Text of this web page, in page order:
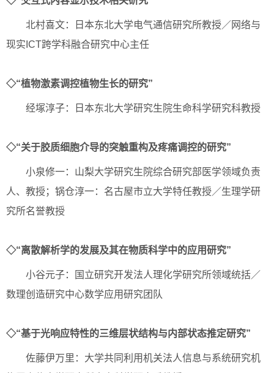
北村喜文：日本东北大学电气通信研究所教授／网络与
现实ICT跨学科融合研究中心主任
◇“植物激素调控植物生长的研究”
经塚淳子：日本东北大学研究生院生命科学研究科教授
◇“关于胶质细胞介导的突触重构及疼痛调控的研究”
小泉修一：山梨大学研究生院综合研究部医学领域负责
人、教授；锅仓淳一：名古屋市立大学特任教授／生理学研
究所名誉教授
◇“离散解析学的发展及其在物质科学中的应用研究”
小谷元子：国立研究开发法人理化学研究所领域统括／
数理创造研究中心数学应用研究团队
◇“基于光响应特性的三维层状结构与内部状态推定研究”
佐藤伊万里：大学共同利用机关法人信息与系统研究机